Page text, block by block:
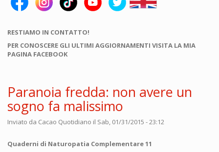
RESTIAMO IN CONTATTO!
PER CONOSCERE GLI ULTIMI AGGIORNAMENTI VISITA LA MIA
PAGINA FACEBOOK
Paranoia fredda: non avere un
sogno fa malissimo
Inviato da Cacao Quotidiano il Sab, 01/31/2015 - 23:12
Quaderni di Naturopatia Complementare 11